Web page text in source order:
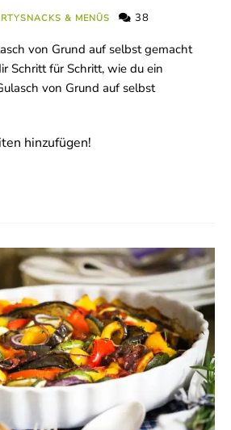
& MENÜS 38
von Grund auf selbst gemacht
Schritt für Schritt, wie du ein
von Grund auf selbst
hinzufügen!